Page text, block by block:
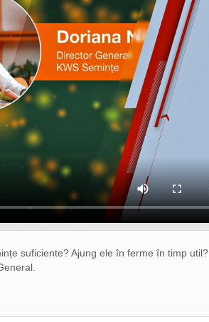
suficiente? Ajung ele în ferme în timp util?